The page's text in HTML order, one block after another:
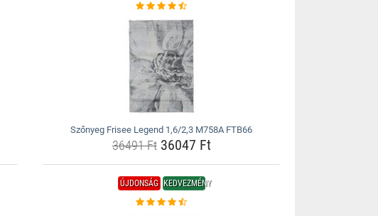
Szőnyeg Frisee Legend 1,6/2,3 M758A FTB66
36491 Ft36047 Ft
ÚJDONSÁG KEDVEZMÉNY